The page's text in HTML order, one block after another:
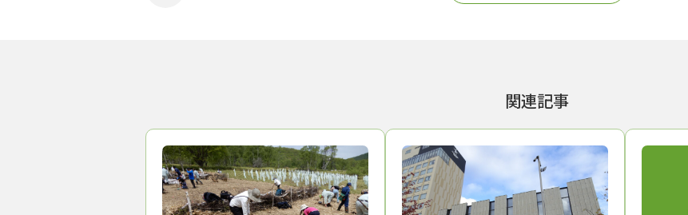
活用して企業が毎年負担する費用を平準化し、企業による森林整備を促すことにしている。
ンアップすることも検討している。県が2018（平成30）年度に行った世論調査では、防災機能の
超えた。これを踏まえ、農林業環境整備課の担当者は、「木材生産だけでなく森林の多面的な機
っていきたい」との方向性を描いている。
（トップ画像＝市原市農林業環境整備課が拠点を置く農業センターは実に広々としている）
関連記事